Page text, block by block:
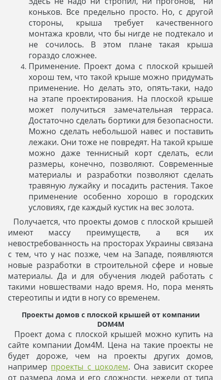
коньков. Все предельно просто. Но, с другой
стороны, крыша требует качественного
монтажа кровли, что бы нигде не подтекало и
не сочилось. В этом плане такая крыша
гораздо сложнее.
Применение. Проект дома с плоской крышей
хорош тем, что такой крыше можно придумать
применение. Но делать это, опять-таки, надо
на этапе проектирования. На плоской крыше
может получиться замечательная терраса.
Достаточно сделать бортики для безопасности.
Можно сделать небольшой навес и поставить
лежаки. Они тоже не повредят. На такой крыше
можно даже теннисный корт сделать, если
размеры, конечно, позволяют. Современные
материалы и разработки позволяют сделать
травяную лужайку и посадить растения. Такое
применение особенно хорошо в городских
условиях, где каждый кустик на вес золота.
Получается, что проекты домов с плоской крышей
имеют массу преимуществ, а вся их
невостребованность на просторах Украины связана
с тем, что у нас позже, чем на Западе, появляются
новые разработки в строительной сфере и новые
материалы. Да и для обучения людей работать с
такими новшествами надо время. Но, пора менять
стереотипы и идти в ногу со временем.
Проекты домов с плоской крышей от компании
DOM4M
Проект дома с плоской крышей можно купить на
сайте компании Дом4М. Цена на такие проекты не
будет дороже, чем на проекты других домов,
например проекты с цоколем. Она зависит скорее
от размера дома и его сложности, нежели от типа